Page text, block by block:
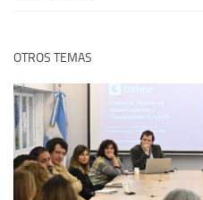
OTROS TEMAS